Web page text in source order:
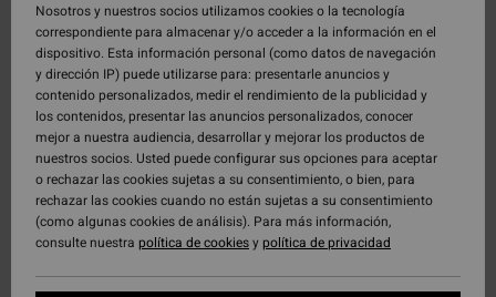
Nosotros y nuestros socios utilizamos cookies o la tecnología
correspondiente para almacenar y/o acceder a la información en el
dispositivo. Esta información personal (como datos de navegación
y dirección IP) puede utilizarse para: presentarle anuncios y
contenido personalizados, medir el rendimiento de la publicidad y
los contenidos, presentar las anuncios personalizados, conocer
mejor a nuestra audiencia, desarrollar y mejorar los productos de
nuestros socios. Usted puede configurar sus opciones para aceptar
o rechazar las cookies sujetas a su consentimiento, o bien, para
rechazar las cookies cuando no están sujetas a su consentimiento
(como algunas cookies de análisis). Para más información,
consulte nuestra política de cookiesypolítica de privacidad